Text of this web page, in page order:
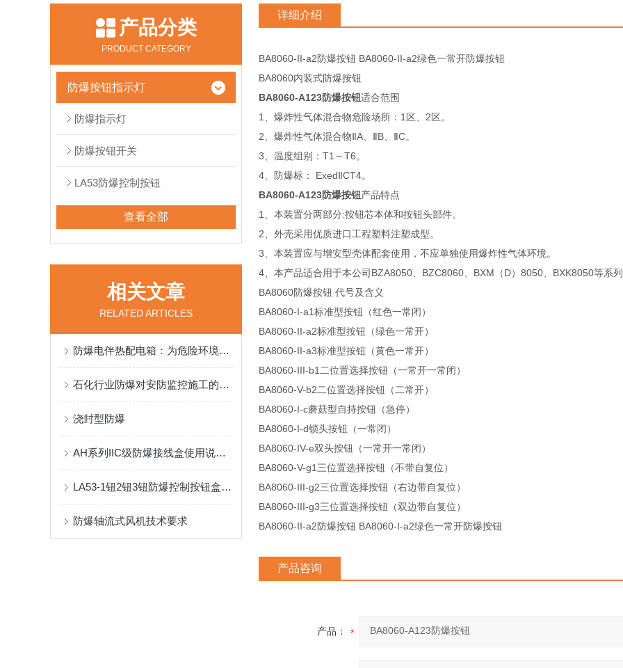
产品分类
PRODUCT CATEGORY
防爆按钮指示灯
防爆指示灯
防爆按钮开关
LA53防爆控制按钮
查看全部
相关文章
RELATED ARTICLES
防爆电伴热配电箱：为危险环境提供安全保障
石化行业防爆对安防监控施工的特殊要求
浇封型防爆
AH系列IIC级防爆接线盒使用说明书
LA53-1钮2钮3钮防爆控制按钮盒参数说明
防爆轴流式风机技术要求
详细介绍
BA8060-II-a2防爆按钮 BA8060-II-a2绿色一常开防爆按钮
BA8060内装式防爆按钮
BA8060-A123防爆按钮适合范围
1、爆炸性气体混合物危险场所：1区、2区。
2、爆炸性气体混合物ⅡA、ⅡB、ⅡC。
3、温度组别：T1～T6。
4、防爆标： ExedⅡCT4。
BA8060-A123防爆按钮产品特点
1、本装置分两部分:按钮芯本体和按钮头部件。
2、外壳采用优质进口工程塑料注塑成型。
3、本装置应与增安型壳体配套使用，不应单独使用爆炸性气体环境。
4、本产品适合用于本公司BZA8050、BZC8060、BXM（D）8050、BXK8050等系
BA8060防爆按钮 代号及含义
BA8060-I-a1标准型按钮（红色一常闭）
BA8060-II-a2标准型按钮（绿色一常开）
BA8060-II-a3标准型按钮（黄色一常开）
BA8060-III-b1二位置选择按钮（一常开一常闭）
BA8060-V-b2二位置选择按钮（二常开）
BA8060-I-c蘑菇型自持按钮（急停）
BA8060-I-d锁头按钮（一常闭）
BA8060-IV-e双头按钮（一常开一常闭）
BA8060-V-g1三位置选择按钮（不带自复位）
BA8060-III-g2三位置选择按钮（右边带自复位）
BA8060-III-g3三位置选择按钮（双边带自复位）
BA8060-II-a2防爆按钮 BA8060-I-a2绿色一常开防爆按钮
产品咨询
产品：